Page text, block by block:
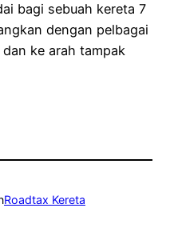
bagi sebuah kereta 7
dengan pelbagai
ke arah tampak
Roadtax Kereta